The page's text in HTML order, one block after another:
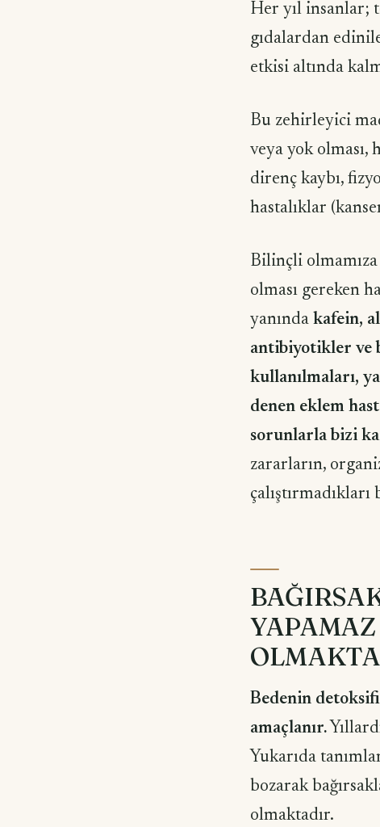
Her yıl insanlar;
gıdalardan
etkisi altında
Bu zehirleyici
veya yok
direnç kaybı,
hastalıklar
Bilinçli olmamıza
olması gereken
yanında kafein,
antibiyotikler ve
kullanılmaları,
denen eklem
sorunlarla bizi
zararların,
Bedenin
amaçlanır.
Yukarıda
bozarak
olmaktadır.